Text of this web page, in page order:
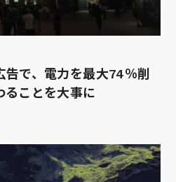
告で、電力を最大74％削
ることを大事に